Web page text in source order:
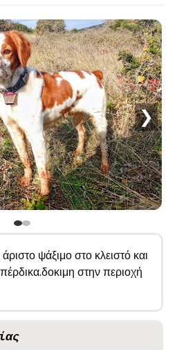
❯
ψάξιμο στο κλειστό και
στην περιοχή